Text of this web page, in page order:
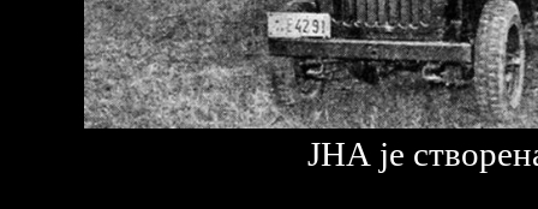
ЈНА је